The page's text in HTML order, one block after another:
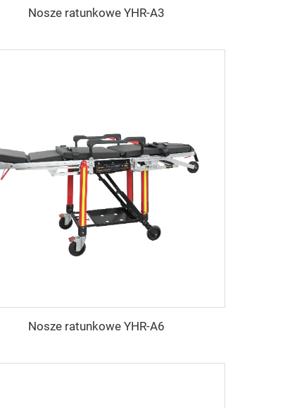
Nosze ratunkowe YHR-A3
Nosze ratunkowe YHR-A6